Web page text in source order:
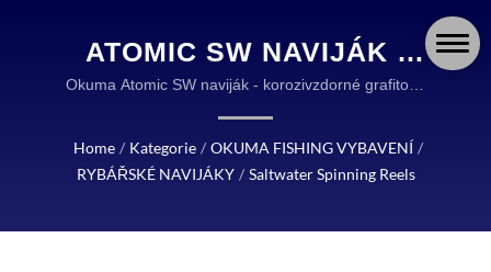
ATOMIC SW NAVIJÁK |
OKUMA FISHING:
ODOLNÉ A SPOLEHLIVÉ
VYBAVENÍ PRO RYBÁŘE
Okuma Atomic SW naviják - korozivzdorné grafitové
zpětnému chodu - hliníková anodizovaná cívka |
OKUMA FISHING VYBAVENÍ JE SVĚTOVÝM
Home / Kategorie / OKUMA FISHING VYBAVENÍ /
RYBÁŘSKÉ NAVIJÁKY / Saltwater Spinning Reels